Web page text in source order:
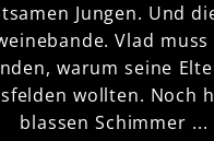
Jungen. Und
Vlad
warum seine
wollten. Noch
blassen Schimmer ...